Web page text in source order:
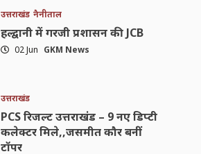
उत्तराखंड नैनीताल
हल्द्वानी में गरजी प्रशासन की JCB
02 Jun GKM News
उत्तराखंड
PCS रिजल्ट उत्तराखंड – 9 नए डिप्टी
कलेक्टर मिले,,जसमीत कौर बनीं
टॉपर